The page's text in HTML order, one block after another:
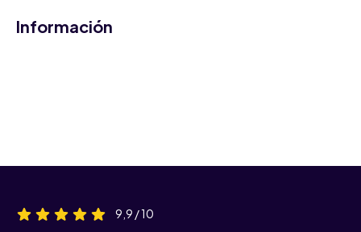
Información
9,9 / 10